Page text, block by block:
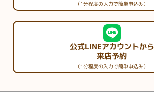
（1分程度の入力で簡単申込み）
公式LINEアカウントから
来店予約
（1分程度の入力で簡単申込み）